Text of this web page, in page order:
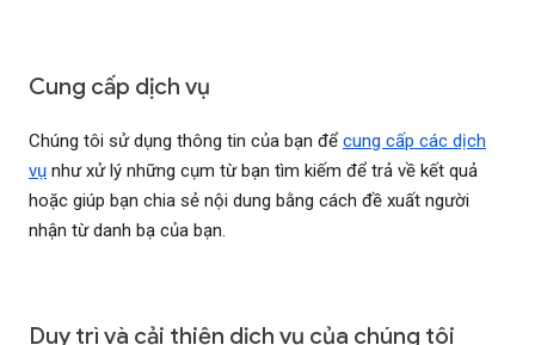
Cung cấp dịch vụ
Chúng tôi sử dụng thông tin của bạn để cung cấp các dịch
vụ như xử lý những cụm từ bạn tìm kiếm để trả về kết quả
hoặc giúp bạn chia sẻ nội dung bằng cách đề xuất người
nhận từ danh bạ của bạn.
Duy trì và cải thiện dịch vụ của chúng tôi